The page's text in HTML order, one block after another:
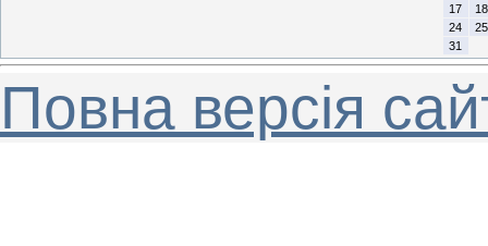
17
18
24
25
31
Повна версія